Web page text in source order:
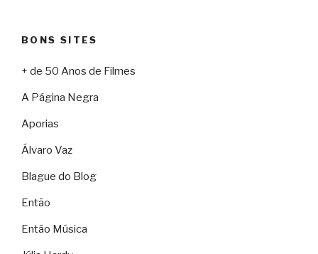
BONS SITES
+ de 50 Anos de Filmes
A Página Negra
Aporias
Álvaro Vaz
Blague do Blog
Então
Então Música